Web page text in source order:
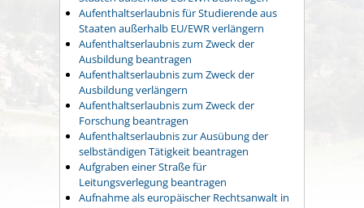
Aufenthaltserlaubnis für Studierende aus
Staaten außerhalb EU/EWR verlängern
Aufenthaltserlaubnis zum Zweck der
Ausbildung beantragen
Aufenthaltserlaubnis zum Zweck der
Ausbildung verlängern
Aufenthaltserlaubnis zum Zweck der
Forschung beantragen
Aufenthaltserlaubnis zur Ausübung der
selbständigen Tätigkeit beantragen
Aufgraben einer Straße für
Leitungsverlegung beantragen
Aufnahme als europäischer Rechtsanwalt in